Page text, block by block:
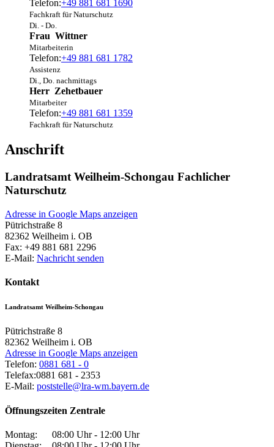
Telefon:+49 881 681 1690
Fachkraft für Naturschutz
Di. - Do.
Frau Wittner
Mitarbeiterin
Telefon:+49 881 681 1782
Assistenz
Di., Do. nachmittags
Herr Zehetbauer
Mitarbeiter
Telefon:+49 881 681 1359
Fachkraft für Naturschutz
Anschrift
Landratsamt Weilheim-Schongau Fachlicher
Naturschutz
Adresse in Google Maps anzeigen
Pütrichstraße 8
82362 Weilheim i. OB
Fax: +49 881 681 2296
E-Mail: Nachricht senden
Kontakt
Landratsamt Weilheim-Schongau
Pütrichstraße 8
82362 Weilheim i. OB
Adresse in Google Maps anzeigen
Telefon: 0881 681 - 0
Telefax:0881 681 - 2353
E-Mail: poststelle@lra-wm.bayern.de
Öffnungszeiten Zentrale
Montag:
08:00 Uhr - 12:00 Uhr